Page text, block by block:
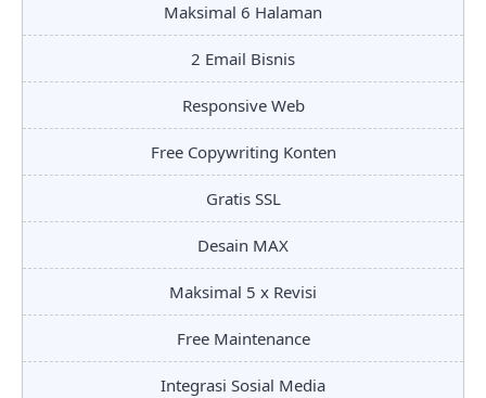
Maksimal 6 Halaman
2 Email Bisnis
Responsive Web
Free Copywriting Konten
Gratis SSL
Desain MAX
Maksimal 5 x Revisi
Free Maintenance
Integrasi Sosial Media